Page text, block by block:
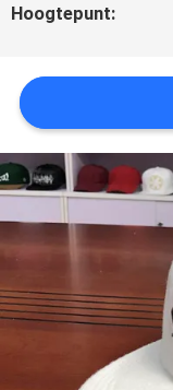
SITEMAP
PRIVACY
POLICY
Hoogtepunt: